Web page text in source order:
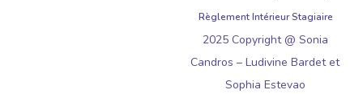
Règlement Intérieur Stagiaire
2025 Copyright @ Sonia
Candros – Ludivine Bardet et
Sophia Estevao